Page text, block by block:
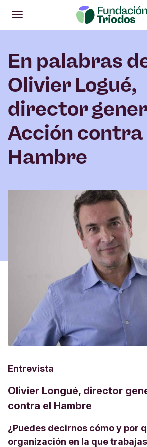
Abrir
Menú principal
En palabras
Olivier Logué,
director
Acción contra
Hambre
Entrevista
Olivier Longué, director
contra el Hambre
¿Puedes decirnos cómo y por
organización en la que